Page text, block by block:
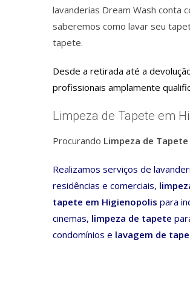
lavanderias Dream Wash conta
saberemos como lavar seu
tapete.
Desde a retirada até a
profissionais amplamente
Limpeza de Tapete em
Procurando Limpeza de
Realizamos serviços de
residências e comerciais,
tapete em Higienopolis para
cinemas, limpeza de tapete
condomínios e lavagem de